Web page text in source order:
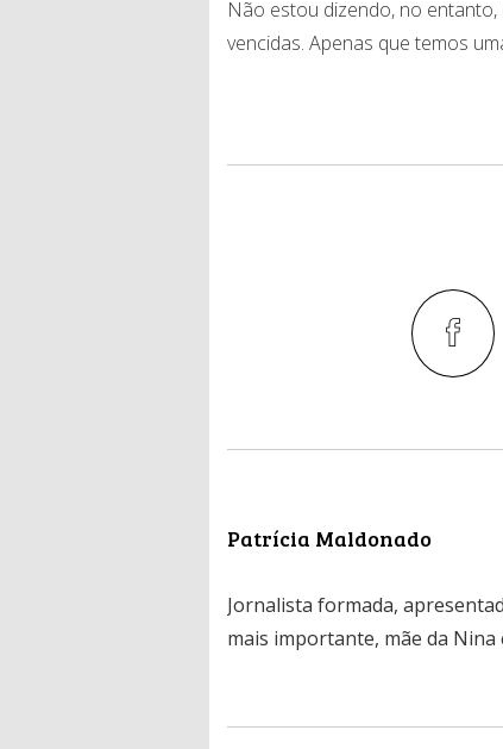
Não estou dizendo, no
vencidas. Apenas que temos
Patrícia Maldonado
Jornalista formada,
mais importante, mãe da Nina